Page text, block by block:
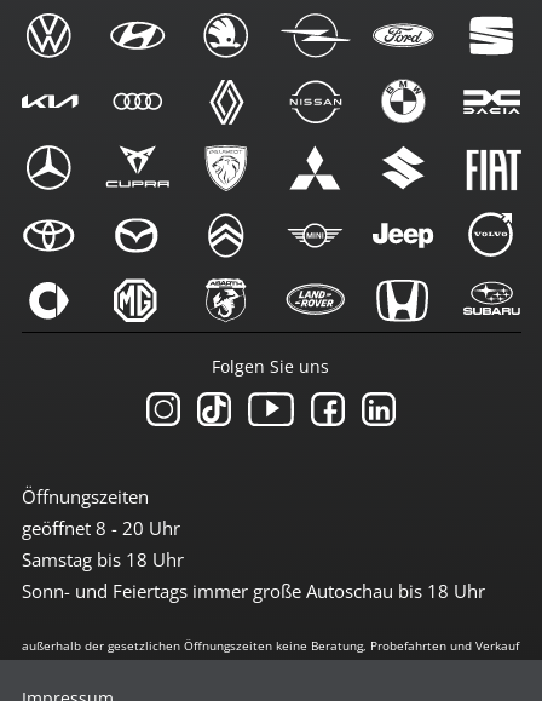
Öffnungszeiten
geöffnet 8 - 20 Uhr
Samstag bis 18 Uhr
Sonn- und Feiertags immer große Autoschau bis 18 Uhr
Folgen Sie uns
außerhalb der gesetzlichen Öffnungszeiten keine Beratung, Probefahrten und Verkauf